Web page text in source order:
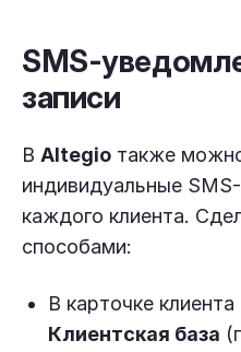
SMS-
записи
В Altegio также
индивидуальные
каждого клиента.
способами:
В карточке
Клиентская база